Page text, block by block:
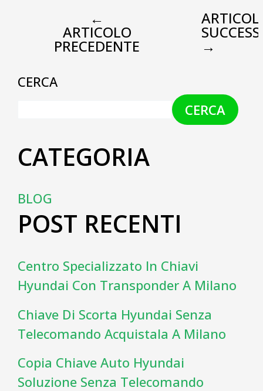
←
ARTICOLO
PRECEDENTE →
CERCA
CERCA
CATEGORIA
BLOG
POST RECENTI
Centro Specializzato In Chiavi
Hyundai Con Transponder A Milano
Chiave Di Scorta Hyundai Senza
Telecomando Acquistala A Milano
Copia Chiave Auto Hyundai
Soluzione Senza Telecomando